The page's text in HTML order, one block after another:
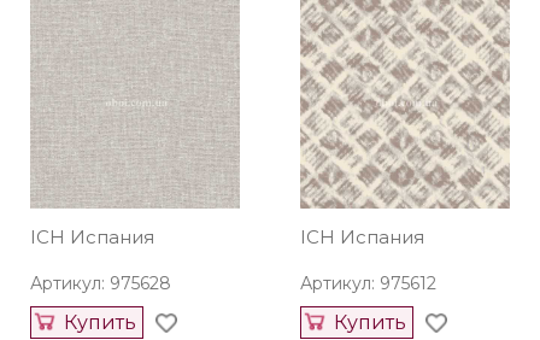
ICH Испания
Артикул: 975628
Купить
ICH Испания
Артикул: 975612
Купить